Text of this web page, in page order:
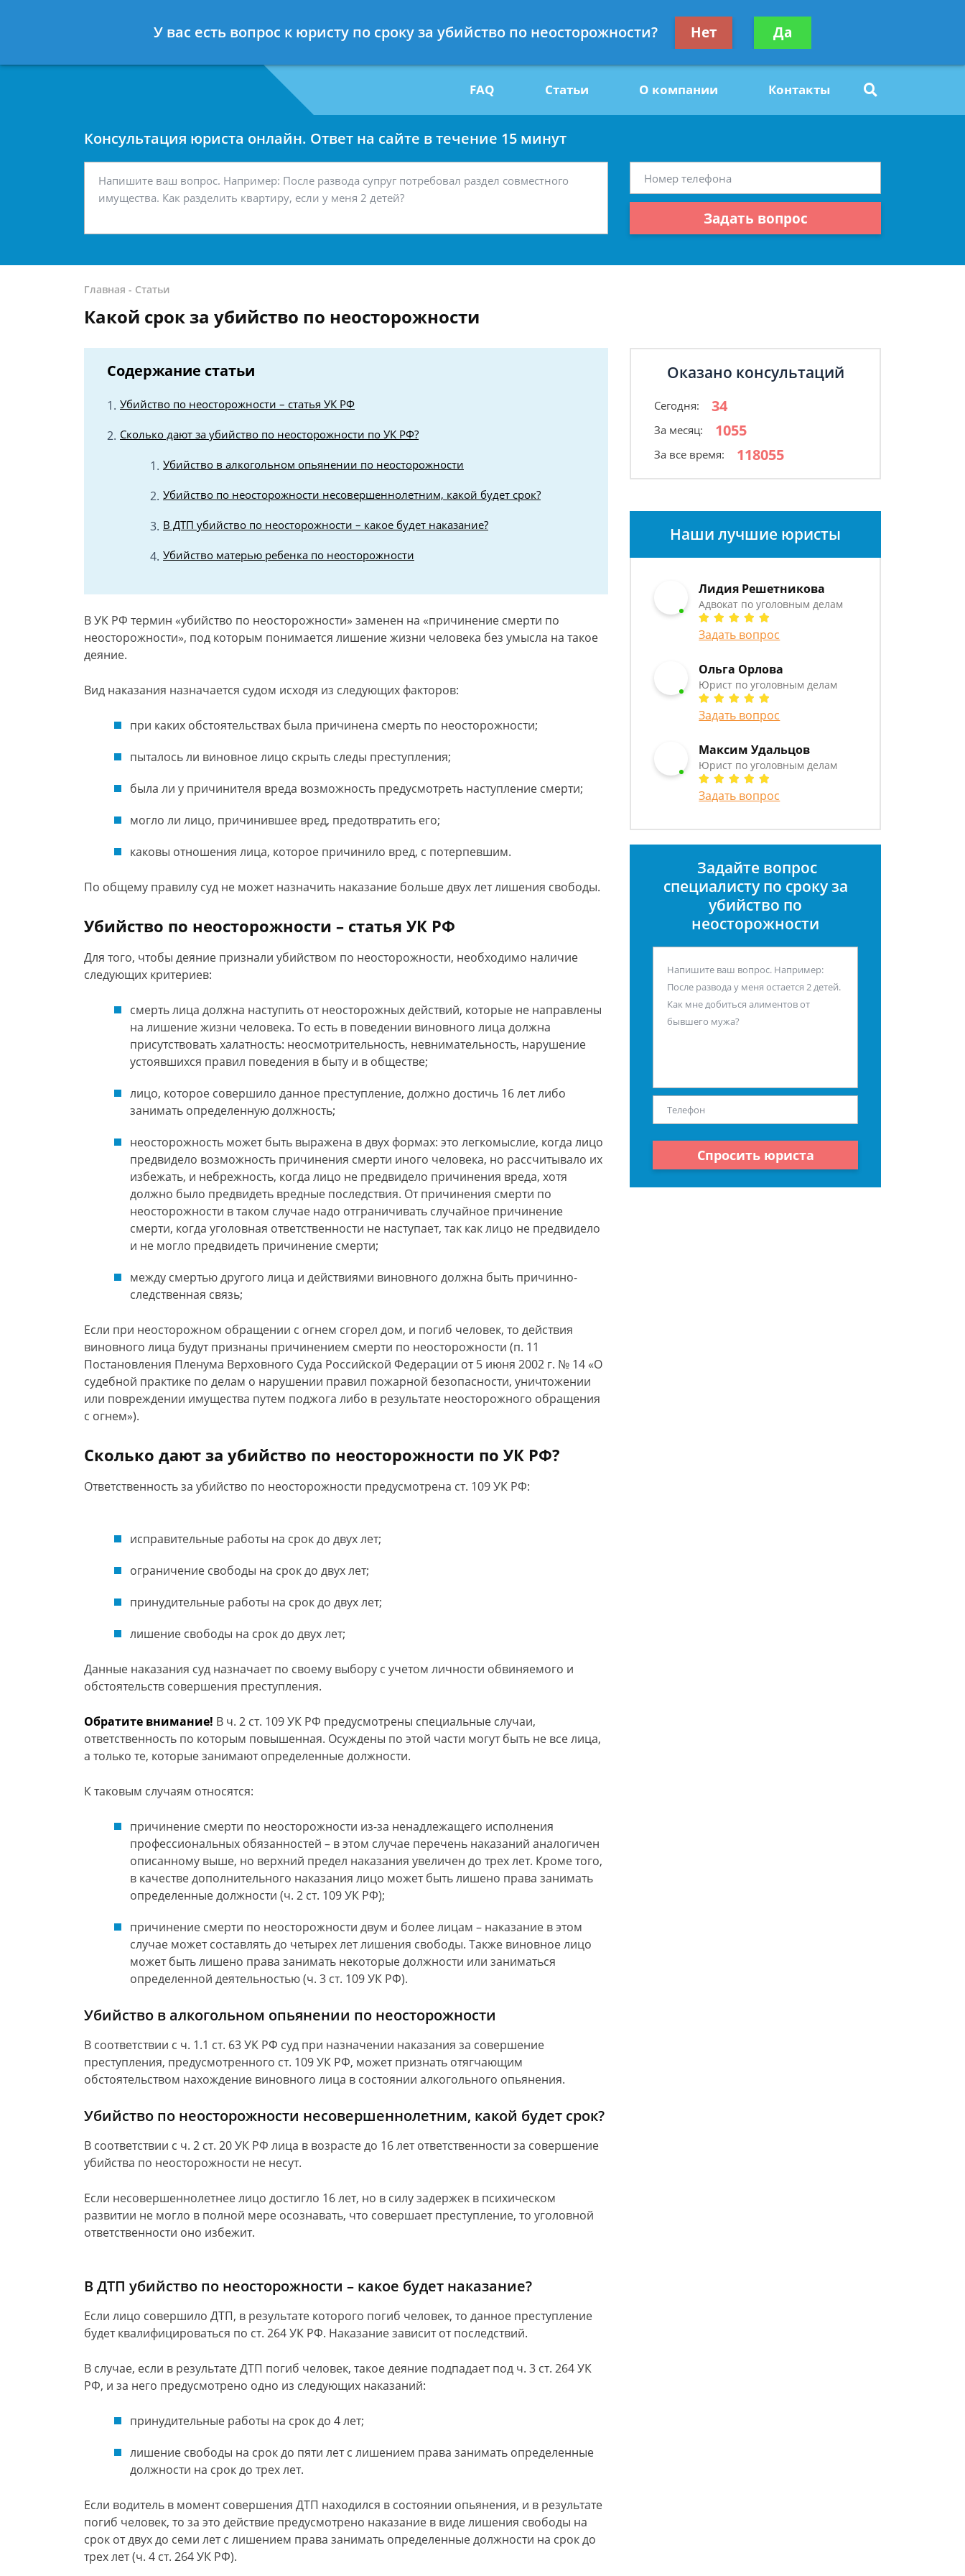
7 499 938-42-63 7 812 467-34-29
Получите консультацию
бесплатно
Задать вопрос
FAQ Статьи О компании Контакты
Консультация юриста онлайн. Ответ на сайте в течение 15 минут
Задать вопрос
Главная - Статьи
Какой срок за убийство по неосторожности
Содержание статьи
Убийство по неосторожности – статья УК РФ
Сколько дают за убийство по неосторожности по УК РФ?
Убийство в алкогольном опьянении по неосторожности
Убийство по неосторожности несовершеннолетним, какой будет срок?
В ДТП убийство по неосторожности – какое будет наказание?
Убийство матерью ребенка по неосторожности
В УК РФ термин «убийство по неосторожности» заменен на «причинение смерти по
неосторожности», под которым понимается лишение жизни человека без умысла на такое
деяние.
Вид наказания назначается судом исходя из следующих факторов:
при каких обстоятельствах была причинена смерть по неосторожности;
пыталось ли виновное лицо скрыть следы преступления;
была ли у причинителя вреда возможность предусмотреть наступление смерти;
могло ли лицо, причинившее вред, предотвратить его;
каковы отношения лица, которое причинило вред, с потерпевшим.
По общему правилу суд не может назначить наказание больше двух лет лишения свободы.
Убийство по неосторожности – статья УК РФ
Для того, чтобы деяние признали убийством по неосторожности, необходимо наличие
следующих критериев:
смерть лица должна наступить от неосторожных действий, которые не направлены
на лишение жизни человека. То есть в поведении виновного лица должна
присутствовать халатность: неосмотрительность, невнимательность, нарушение
устоявшихся правил поведения в быту и в обществе;
лицо, которое совершило данное преступление, должно достичь 16 лет либо
занимать определенную должность;
неосторожность может быть выражена в двух формах: это легкомыслие, когда лицо
предвидело возможность причинения смерти иного человека, но рассчитывало их
избежать, и небрежность, когда лицо не предвидело причинения вреда, хотя
должно было предвидеть вредные последствия. От причинения смерти по
неосторожности в таком случае надо отграничивать случайное причинение
смерти, когда уголовная ответственности не наступает, так как лицо не предвидело
и не могло предвидеть причинение смерти;
между смертью другого лица и действиями виновного должна быть причинно-
следственная связь;
Если при неосторожном обращении с огнем сгорел дом, и погиб человек, то действия
виновного лица будут признаны причинением смерти по неосторожности (п. 11
Постановления Пленума Верховного Суда Российской Федерации от 5 июня 2002 г. № 14 «О
судебной практике по делам о нарушении правил пожарной безопасности, уничтожении
или повреждении имущества путем поджога либо в результате неосторожного обращения
с огнем»).
Сколько дают за убийство по неосторожности по УК РФ?
Ответственность за убийство по неосторожности предусмотрена ст. 109 УК РФ:
исправительные работы на срок до двух лет;
ограничение свободы на срок до двух лет;
принудительные работы на срок до двух лет;
лишение свободы на срок до двух лет;
Данные наказания суд назначает по своему выбору с учетом личности обвиняемого и
обстоятельств совершения преступления.
Обратите внимание! В ч. 2 ст. 109 УК РФ предусмотрены специальные случаи,
ответственность по которым повышенная. Осуждены по этой части могут быть не все лица,
а только те, которые занимают определенные должности.
К таковым случаям относятся:
причинение смерти по неосторожности из-за ненадлежащего исполнения
профессиональных обязанностей – в этом случае перечень наказаний аналогичен
описанному выше, но верхний предел наказания увеличен до трех лет. Кроме того,
в качестве дополнительного наказания лицо может быть лишено права занимать
определенные должности (ч. 2 ст. 109 УК РФ);
причинение смерти по неосторожности двум и более лицам – наказание в этом
случае может составлять до четырех лет лишения свободы. Также виновное лицо
может быть лишено права занимать некоторые должности или заниматься
определенной деятельностью (ч. 3 ст. 109 УК РФ).
Убийство в алкогольном опьянении по неосторожности
В соответствии с ч. 1.1 ст. 63 УК РФ суд при назначении наказания за совершение
преступления, предусмотренного ст. 109 УК РФ, может признать отягчающим
обстоятельством нахождение виновного лица в состоянии алкогольного опьянения.
Убийство по неосторожности несовершеннолетним, какой будет срок?
В соответствии с ч. 2 ст. 20 УК РФ лица в возрасте до 16 лет ответственности за совершение
убийства по неосторожности не несут.
Если несовершеннолетнее лицо достигло 16 лет, но в силу задержек в психическом
развитии не могло в полной мере осознавать, что совершает преступление, то уголовной
ответственности оно избежит.
В ДТП убийство по неосторожности – какое будет наказание?
Если лицо совершило ДТП, в результате которого погиб человек, то данное преступление
будет квалифицироваться по ст. 264 УК РФ. Наказание зависит от последствий.
В случае, если в результате ДТП погиб человек, такое деяние подпадает под ч. 3 ст. 264 УК
РФ, и за него предусмотрено одно из следующих наказаний:
принудительные работы на срок до 4 лет;
лишение свободы на срок до пяти лет с лишением права занимать определенные
должности на срок до трех лет.
Если водитель в момент совершения ДТП находился в состоянии опьянения, и в результате
погиб человек, то за это действие предусмотрено наказание в виде лишения свободы на
срок от двух до семи лет с лишением права занимать определенные должности на срок до
трех лет (ч. 4 ст. 264 УК РФ).
Оказано консультаций
Сегодня: 34
За месяц: 1055
За все время: 118055
Наши лучшие юристы
Лидия Решетникова
Адвокат по уголовным делам
Задать вопрос
Ольга Орлова
Юрист по уголовным делам
Задать вопрос
Максим Удальцов
Юрист по уголовным делам
Задать вопрос
Задайте вопрос
специалисту по сроку за
убийство по
неосторожности
Спросить юриста
У вас есть вопрос к юристу по сроку за убийство по неосторожности? Нет Да